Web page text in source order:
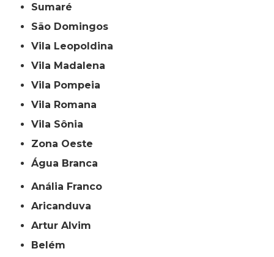
Sumaré
São Domingos
Vila Leopoldina
Vila Madalena
Vila Pompeia
Vila Romana
Vila Sônia
Zona Oeste
Água Branca
Anália Franco
Aricanduva
Artur Alvim
Belém